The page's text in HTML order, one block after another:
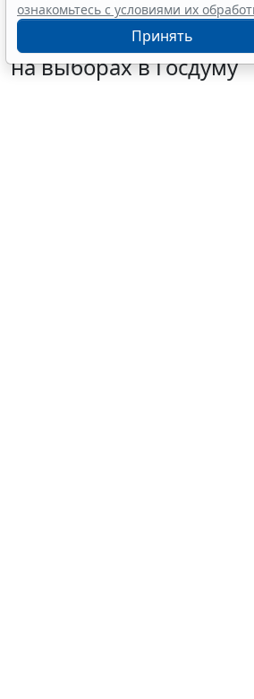
В РФ определили
размещения партий в
на выборах в Госдуму
ознакомьтесь с условиями их
Принять